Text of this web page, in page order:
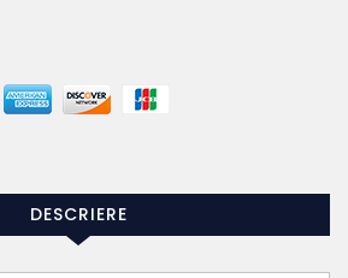
DESCRIERE